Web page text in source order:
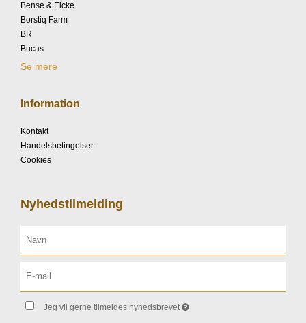
Bense & Eicke
Borstiq Farm
BR
Bucas
Se mere
Information
Kontakt
Handelsbetingelser
Cookies
Nyhedstilmelding
Jeg vil gerne tilmeldes nyhedsbrevet